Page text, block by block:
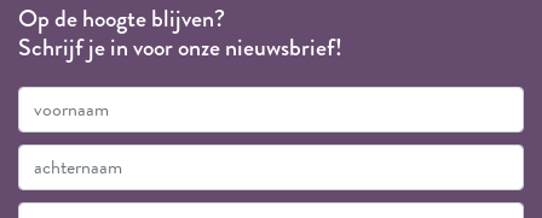
Op de hoogte blijven?
Schrijf je in voor onze nieuwsbrief!